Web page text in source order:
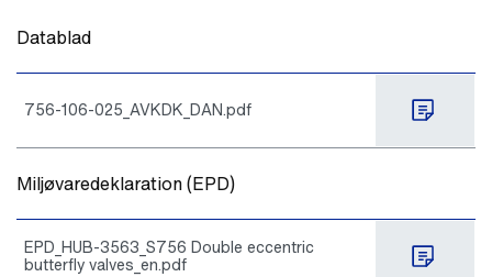
Datablad
756-106-025_AVKDK_DAN.pdf
Miljøvaredeklaration (EPD)
EPD_HUB-3563_S756 Double eccentric
butterfly valves_en.pdf